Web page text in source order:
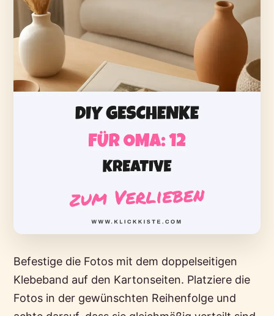
Befestige die Fotos mit dem doppelseitigen
Klebeband auf den Kartonseiten. Platziere die
Fotos in der gewünschten Reihenfolge und